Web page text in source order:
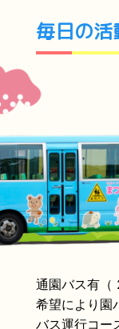
毎日の
通園バス有（
希望により園
バス運行コー